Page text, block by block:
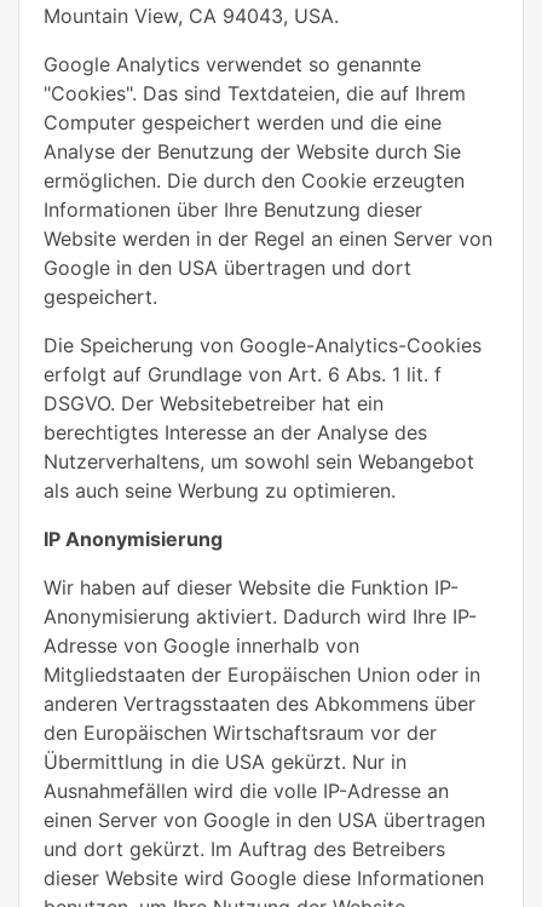
Mountain View, CA 94043, USA.
Google Analytics verwendet so genannte
"Cookies". Das sind Textdateien, die auf Ihrem
Computer gespeichert werden und die eine
Analyse der Benutzung der Website durch Sie
ermöglichen. Die durch den Cookie erzeugten
Informationen über Ihre Benutzung dieser
Website werden in der Regel an einen Server von
Google in den USA übertragen und dort
gespeichert.
Die Speicherung von Google-Analytics-Cookies
erfolgt auf Grundlage von Art. 6 Abs. 1 lit. f
DSGVO. Der Websitebetreiber hat ein
berechtigtes Interesse an der Analyse des
Nutzerverhaltens, um sowohl sein Webangebot
als auch seine Werbung zu optimieren.
IP Anonymisierung
Wir haben auf dieser Website die Funktion IP-
Anonymisierung aktiviert. Dadurch wird Ihre IP-
Adresse von Google innerhalb von
Mitgliedstaaten der Europäischen Union oder in
anderen Vertragsstaaten des Abkommens über
den Europäischen Wirtschaftsraum vor der
Übermittlung in die USA gekürzt. Nur in
Ausnahmefällen wird die volle IP-Adresse an
einen Server von Google in den USA übertragen
und dort gekürzt. Im Auftrag des Betreibers
dieser Website wird Google diese Informationen